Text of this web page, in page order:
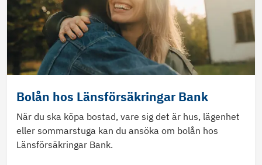
Bolån hos Länsförsäkringar Bank
När du ska köpa bostad, vare sig det är hus, lägenhet
eller sommarstuga kan du ansöka om bolån hos
Länsförsäkringar Bank.